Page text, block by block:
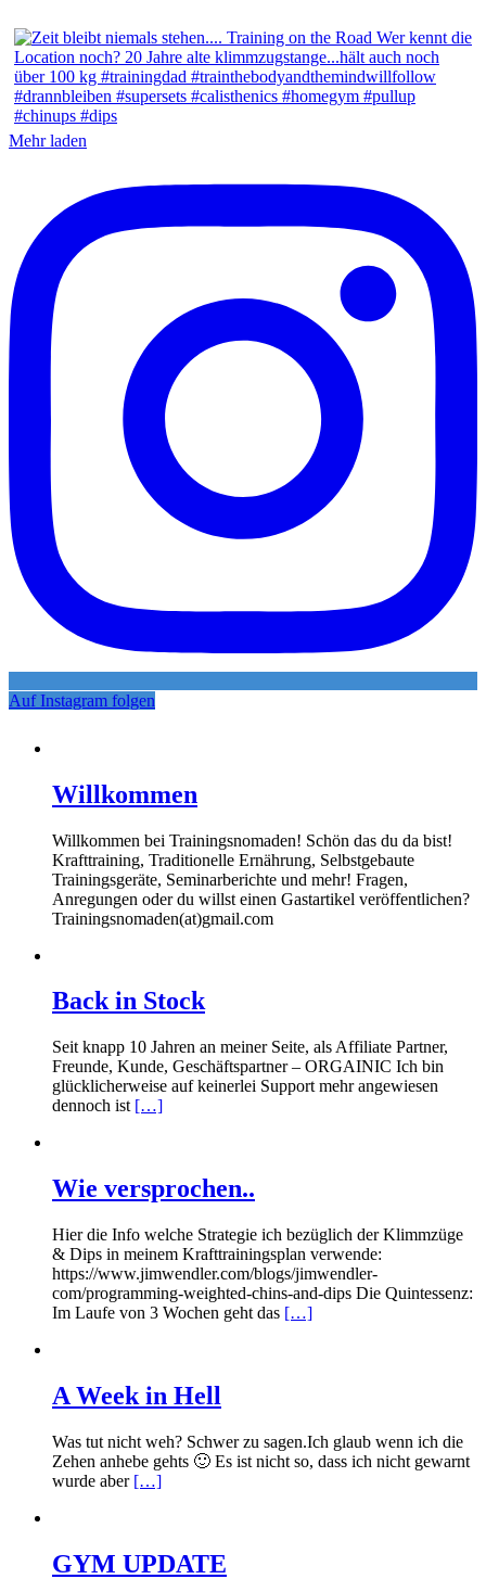
Mehr laden
Auf Instagram folgen
Willkommen
Willkommen bei Trainingsnomaden! Schön das du da bist!
Krafttraining, Traditionelle Ernährung, Selbstgebaute
Trainingsgeräte, Seminarberichte und mehr! Fragen,
Anregungen oder du willst einen Gastartikel veröffentlichen?
Trainingsnomaden(at)gmail.com
Back in Stock
Seit knapp 10 Jahren an meiner Seite, als Affiliate Partner,
Freunde, Kunde, Geschäftspartner – ORGAINIC Ich bin
glücklicherweise auf keinerlei Support mehr angewiesen
dennoch ist […]
Wie versprochen..
Hier die Info welche Strategie ich bezüglich der Klimmzüge
& Dips in meinem Krafttrainingsplan verwende:
https://www.jimwendler.com/blogs/jimwendler-
com/programming-weighted-chins-and-dips Die Quintessenz:
Im Laufe von 3 Wochen geht das […]
A Week in Hell
Was tut nicht weh? Schwer zu sagen.Ich glaub wenn ich die
Zehen anhebe gehts 🙂 Es ist nicht so, dass ich nicht gewarnt
wurde aber […]
GYM UPDATE